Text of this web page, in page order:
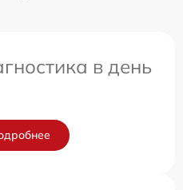
в день